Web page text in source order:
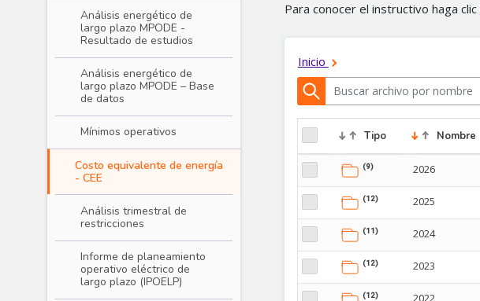
Operación - planeación
Análisis energético de
largo plazo MPODE -
Resultado de estudios
Análisis energético de
largo plazo MPODE – Base
de datos
Mínimos operativos
Costo equivalente de energía
- CEE
Análisis trimestral de
restricciones
Informe de planeamiento
operativo eléctrico de
largo plazo (IPOELP)
Para conocer el instructivo haga clic